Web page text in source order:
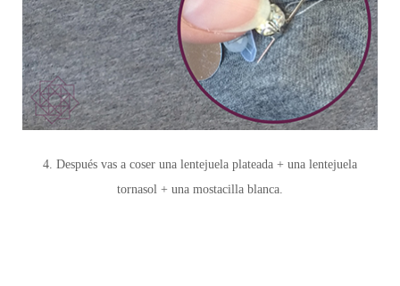
4. Después vas a coser una lentejuela plateada + una lentejuela
tornasol + una mostacilla blanca.